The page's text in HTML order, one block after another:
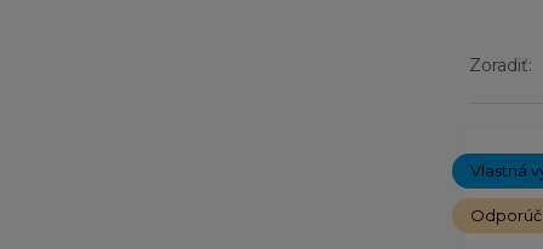
Zoradiť:
Vlastná